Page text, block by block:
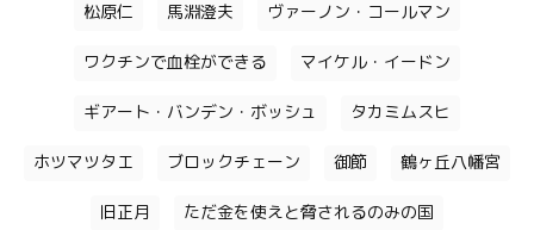
松原仁 馬淵澄夫 ヴァーノン・コールマン
ワクチンで血栓ができる マイケル・イードン
ギアート・バンデン・ボッシュ タカミムスヒ
ホツマツタエ ブロックチェーン 御節 鶴ヶ丘八幡宮
旧正月 ただ金を使えと脅されるのみの国